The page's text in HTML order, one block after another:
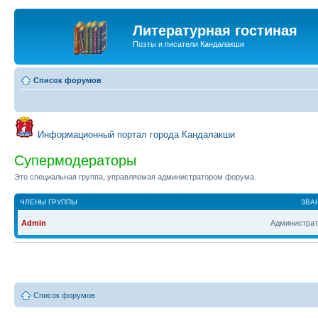
Литературная гостиная
Поэты и писатели Кандалакши
Список форумов
Информационный портал города Кандалакши
Супермодераторы
Это специальная группа, управляемая администратором форума.
ЧЛЕНЫ ГРУППЫ
Admin
Список форумов